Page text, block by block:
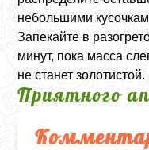
небольшими
Запекайте в
минут, пока масса
не станет золотистой.
Приятного